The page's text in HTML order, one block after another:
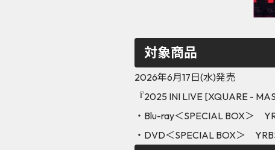
対象商品
2026年6月17日(水)発売
『2025 INI LIVE [XQUARE -
・Blu-ray＜SPECIAL BOX＞
・DVD＜SPECIAL BOX＞